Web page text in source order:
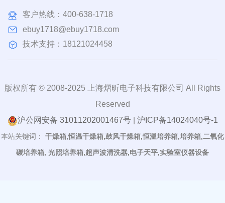
客户热线： 400-638-1718
ebuy1718@ebuy1718.com
技术支持：18121024458
版权所有 © 2008-2025 上海熠昕电子科技有限公司 All Rights
Reserved
沪公网安备 31011202001467号| 沪ICP备14024040号-1
本站关键词：
干燥箱,恒温干燥箱,鼓风干燥箱,恒温培养箱,培养箱,二氧化
碳培养箱, 光照培养箱,超声波清洗器,电子天平,实验室仪器设备